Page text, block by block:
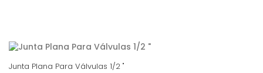
Junta Plana Para Válvulas 1/2 "